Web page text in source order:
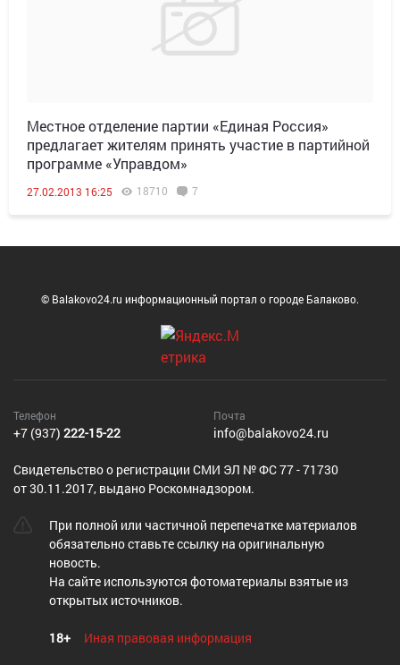
Местное отделение партии «Единая Россия»
предлагает жителям принять участие в партийной
программе «Управдом»
27.02.2013 16:25 18710 7
© Balakovo24.ru информационный портал о городе Балаково.
Телефон
+7 (937) 222-15-22
Почта
info@balakovo24.ru
Cвидетельство о регистрации СМИ ЭЛ № ФС 77 - 71730
от 30.11.2017, выдано Роскомнадзором.
При полной или частичной перепечатке материалов
обязательно ставьте ссылку на оригинальную
новость.
На сайте используются фотоматериалы взятые из
открытых источников.
18+ Иная правовая информация